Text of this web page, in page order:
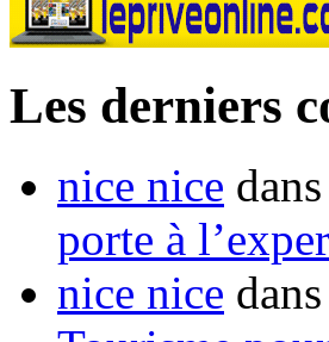
Les derniers
nice nice dans
porte à
nice nice dans